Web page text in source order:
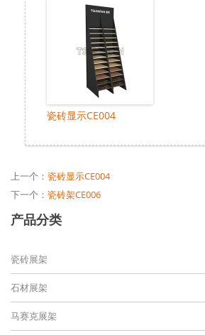
瓷砖显示CE004
上一个： 瓷砖显示CE004
下一个： 瓷砖架CE006
产品分类
瓷砖展架
石材展架
马赛克展架